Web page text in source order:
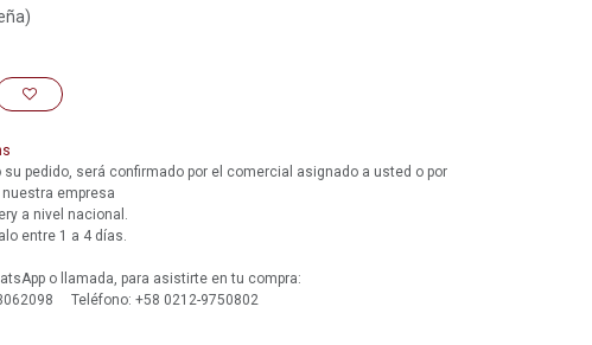
su pedido, será confirmado por el comercial asignado a usted o por
empresa
a nivel nacional.
entre 1 a 4 días.
o llamada, para asistirte en tu compra:
Teléfono: +58 0212-9750802